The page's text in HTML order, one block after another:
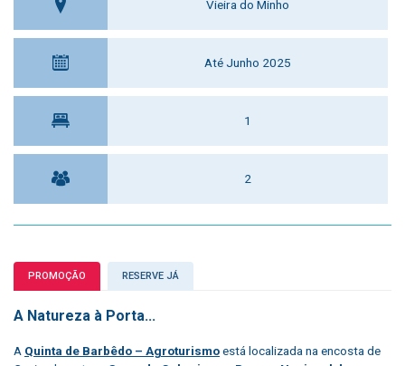
Vieira do Minho
Até Junho 2025
1
2
PROMOÇÃO RESERVE JÁ
A Natureza à Porta...
A Quinta de Barbêdo – Agroturismoestá localizada na encosta de